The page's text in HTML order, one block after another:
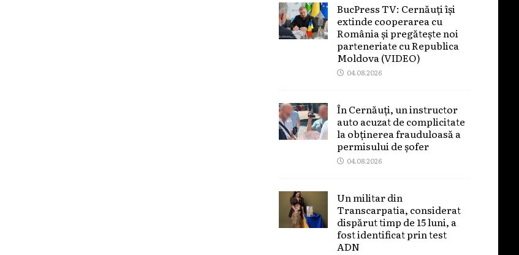
BucPress TV: Cernăuți își
extinde cooperarea cu
România și pregătește noi
parteneriate cu Republica
Moldova (VIDEO)
04.08.2026
În Cernăuți, un instructor
auto acuzat de complicitate
la obținerea frauduloasă a
permisului de șofer
04.08.2026
Un militar din
Transcarpatia, considerat
dispărut timp de 15 luni, a
fost identificat prin test
ADN